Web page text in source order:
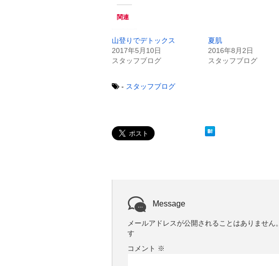
T
w
i
e
r
で
共
有
し
い
で
開
す
る
に
は
ク
ク
し
(
新
き
ま
)
関連
山登りでデトックス
2017年5月10日
スタッフブログ
夏肌
2016年8月2日
スタッフブログ
- スタッフブログ
Message
メールアドレスが公開されることはありません。
す
コメント ※